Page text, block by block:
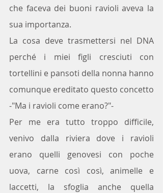
che faceva dei buoni ravioli aveva la
sua importanza.
La cosa deve trasmettersi nel DNA
perché i miei figli cresciuti con
tortellini e pansoti della nonna hanno
comunque ereditato questo concetto
-"Ma i ravioli come erano?"-
Per me era tutto troppo difficile,
venivo dalla riviera dove i ravioli
erano quelli genovesi con poche
uova, carne così così, animelle e
laccetti, la sfoglia anche quella